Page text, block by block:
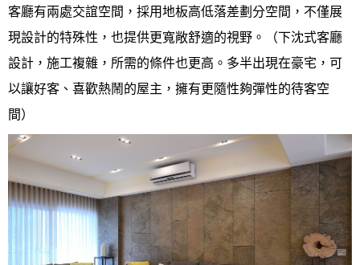
客廳有兩處交誼空間，採用地板高低落差劃分空間，不僅展
現設計的特殊性，也提供更寬敞舒適的視野。（下沈式客廳
設計，施工複雜，所需的條件也更高。多半出現在豪宅，可
以讓好客、喜歡熱鬧的屋主，擁有更隨性夠彈性的待客空
間）